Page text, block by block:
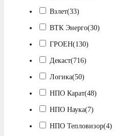
Взлет(33)
ВТК Энерго(30)
ГРОЕН(130)
Декаст(716)
Логика(50)
НПО Карат(48)
НПО Наука(7)
НПО Тепловизор(4)